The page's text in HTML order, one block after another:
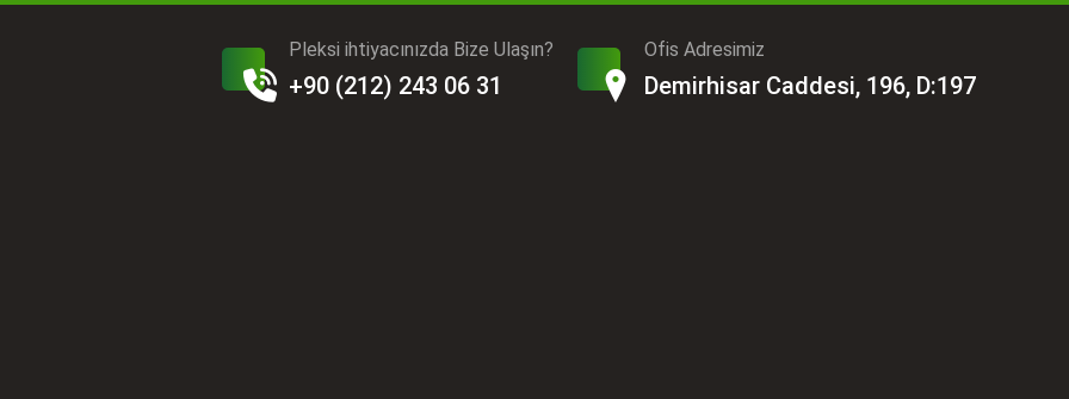
Ofis Adresimiz
Demirhisar Caddesi, 196, D:197
Pleksi ihtiyacınızda Bize Ulaşın?
+90 (212) 243 06 31